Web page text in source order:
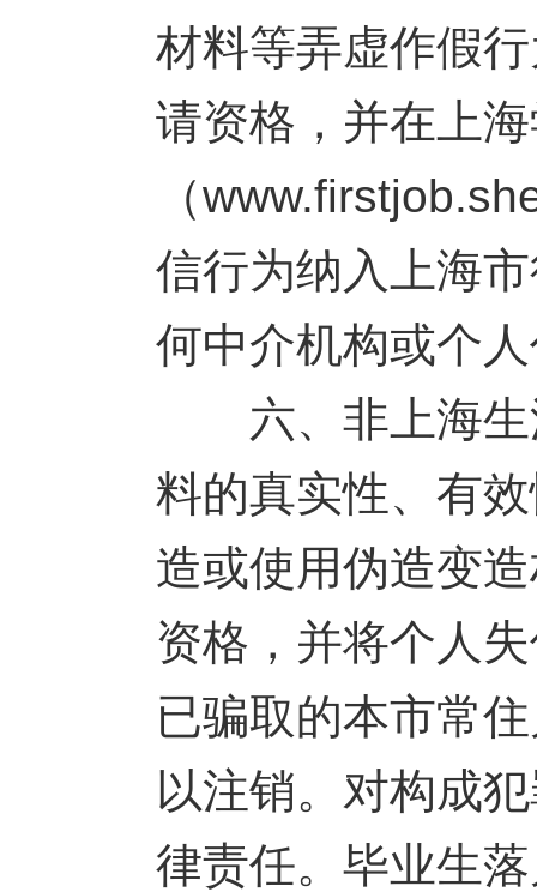
材料等弄虚作假
请资格，并在上
（
信行为纳入上海
何中介机构或个
六、非上海生
料的真实性、有
造或使用伪造变
资格，并将个人
已骗取的本市常
以注销。对构成
律责任。毕业生